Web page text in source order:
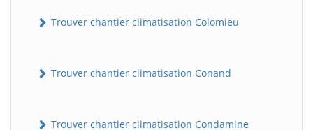
Trouver chantier climatisation Colomieu
Trouver chantier climatisation Conand
Trouver chantier climatisation Condamine